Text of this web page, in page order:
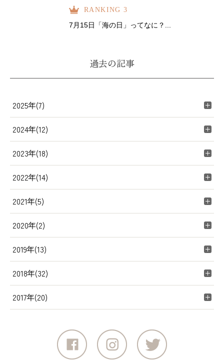
RANKING 3
7月15日「海の日」ってなに？...
過去の記事
2025年(7)
2024年(12)
2023年(18)
2022年(14)
2021年(5)
2020年(2)
2019年(13)
2018年(32)
2017年(20)